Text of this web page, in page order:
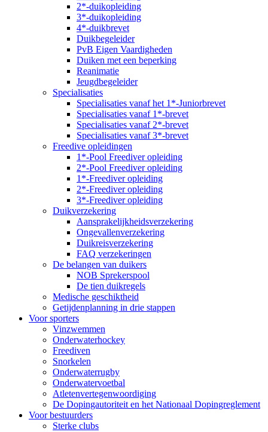
2*-duikopleiding
3*-duikopleiding
4*-duikbrevet
Duikbegeleider
PvB Eigen Vaardigheden
Duiken met een beperking
Reanimatie
Jeugdbegeleider
Specialisaties
Specialisaties vanaf het 1*-Juniorbrevet
Specialisaties vanaf 1*-brevet
Specialisaties vanaf 2*-brevet
Specialisaties vanaf 3*-brevet
Freedive opleidingen
1*-Pool Freediver opleiding
2*-Pool Freediver opleiding
1*-Freediver opleiding
2*-Freediver opleiding
3*-Freediver opleiding
Duikverzekering
Aansprakelijkheidsverzekering
Ongevallenverzekering
Duikreisverzekering
FAQ verzekeringen
De belangen van duikers
NOB Sprekerspool
De tien duikregels
Medische geschiktheid
Getijdenplanning in drie stappen
Voor sporters
Vinzwemmen
Onderwaterhockey
Freediven
Snorkelen
Onderwaterrugby
Onderwatervoetbal
Atletenvertegenwoordiging
De Dopingautoriteit en het Nationaal Dopingreglement
Voor bestuurders
Sterke clubs